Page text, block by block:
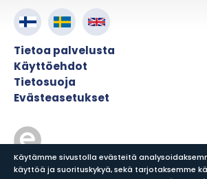
Tietoa palvelusta
Käyttöehdot
Tietosuoja
Evästeasetukset
© ePress Nordic
Käytämme sivustolla evästeitä
käyttöä ja suorituskykyä, sekä tarjotaksemme